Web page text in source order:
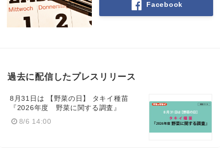
Facebook
過去に配信したプレスリリース
8月31日は 【野菜の日】 タキイ種苗
『2026年度 野菜に関する調査』
8/6 14:00